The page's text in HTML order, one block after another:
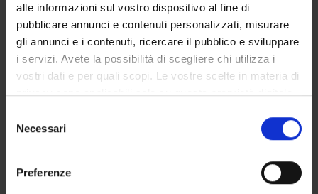
alle informazioni sul vostro dispositivo al fine di
pubblicare annunci e contenuti personalizzati, misurare
gli annunci e i contenuti, ricercare il pubblico e sviluppare
i servizi. Avete la possibilità di scegliere chi utilizza i
vostri dati e per quali scopi. Le vostre scelte in materia di
privacy sono applicabili solo su questa proprietà digitale
modificare o revocare il proprio consenso in qualsiasi
momento dalla Dichiarazione sui cookie o facendo clic
delNecessari
Preferenze
Academic sector
BIO/14 - PHARMACOLOGY
Language of instruction
Italian
Site
Period